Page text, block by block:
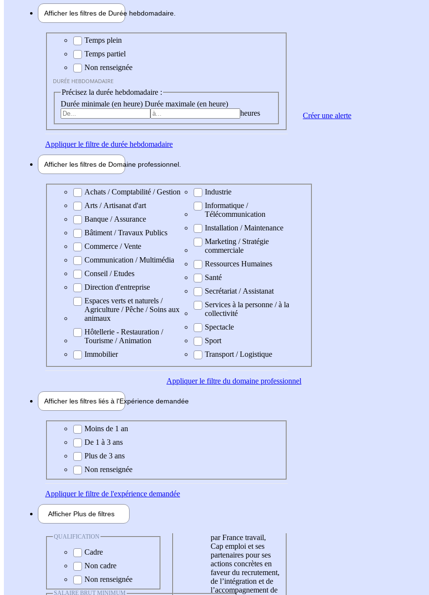
Afficher les filtres de Durée hebdomadaire
Durée hebdomadaire
Temps plein
Temps partiel
Non renseignée
DURÉE HEBDOMADAIRE
Précisez la durée hebdomadaire :
Durée minimale (en heure) Durée maximale (en heure)
heures
Appliquerle filtre de durée hebdomadaire
Afficher les filtres de Domaine professionnel
Domaine professionel
Achats / Comptabilité / Gestion
Arts / Artisanat d'art
Banque / Assurance
Bâtiment / Travaux Publics
Commerce / Vente
Communication / Multimédia
Conseil / Etudes
Direction d'entreprise
Espaces verts et naturels /
Agriculture / Pêche / Soins aux
animaux
Hôtellerie - Restauration /
Tourisme / Animation
Immobilier
Industrie
Informatique /
Télécommunication
Installation / Maintenance
Marketing / Stratégie
commerciale
Ressources Humaines
Santé
Secrétariat / Assistanat
Services à la personne / à la
collectivité
Spectacle
Sport
Transport / Logistique
Appliquerle filtre du domaine professionnel
Afficher les filtres liés à l'Expérience demandée
Expérience demandée
Moins de 1 an
De 1 à 3 ans
Plus de 3 ans
Non renseignée
Appliquerle filtre de l'expérience demandée
Afficher Plus de filtres
QUALIFICATION
Cadre
Non cadre
Non renseignée
SALAIRE BRUT MINIMUM
par France travail,
Cap emploi et ses
partenaires pour ses
actions concrètes en
faveur du recrutement,
de l’intégration et de
l’accompagnement de
Créer une alerte